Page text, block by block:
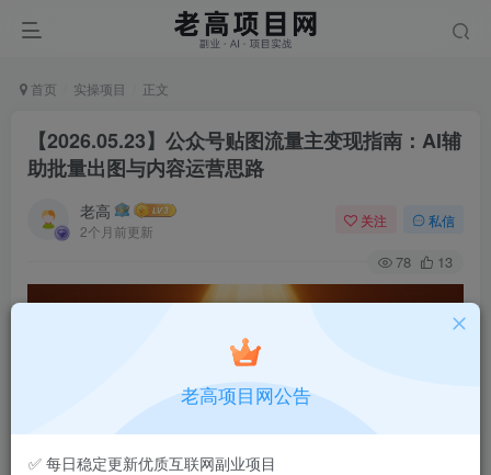
首页 实操项目 正文
【2026.05.23】公众号贴图流量主变现指南：AI辅
助批量出图与内容运营思路
老高
2个月前更新
关注 私信
78 13
老高项目网公告
✅ 每日稳定更新优质互联网副业项目